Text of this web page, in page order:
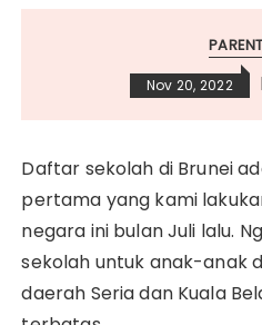
Nov 20, 2022
Daftar sekolah di Brunei
pertama yang kami
negara ini bulan Juli lalu.
sekolah untuk anak-anak
daerah Seria dan Kuala